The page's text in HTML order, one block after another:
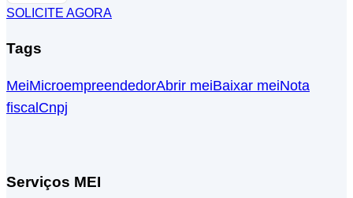
SOLICITE AGORA
Tags
MeiMicroempreendedorAbrir meiBaixar meiNota
fiscalCnpj
Serviços MEI